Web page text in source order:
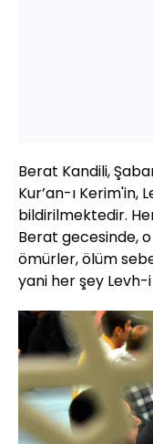
Berat Kandili,
Kur’an-ı
bildirilmektedir.
Berat gecesinde,
ömürler, ölüm
yani her şey Levh-i